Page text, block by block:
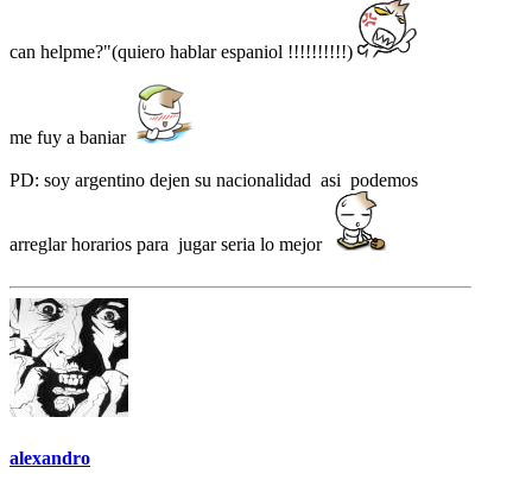
can helpme?"(quiero hablar espaniol !!!!!!!!!!)
me fuy a baniar
PD: soy argentino dejen su nacionalidad asi podemos
arreglar horarios para jugar seria lo mejor
alexandro